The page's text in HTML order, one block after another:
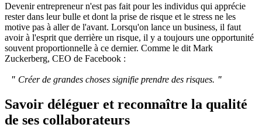
Devenir entrepreneur n'est pas fait pour les individus qui apprécie
rester dans leur bulle et dont la prise de risque et le stress ne les
motive pas à aller de l'avant. Lorsqu'on lance un business, il faut
avoir à l'esprit que derrière un risque, il y a toujours une opportunité
souvent proportionnelle à ce dernier. Comme le dit Mark
Zuckerberg, CEO de Facebook :
" Créer de grandes choses signifie prendre des risques. "
Savoir déléguer et reconnaître la qualité
de ses collaborateurs